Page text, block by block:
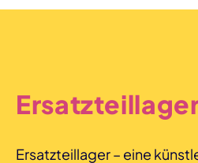
Ersatzteillager – eine